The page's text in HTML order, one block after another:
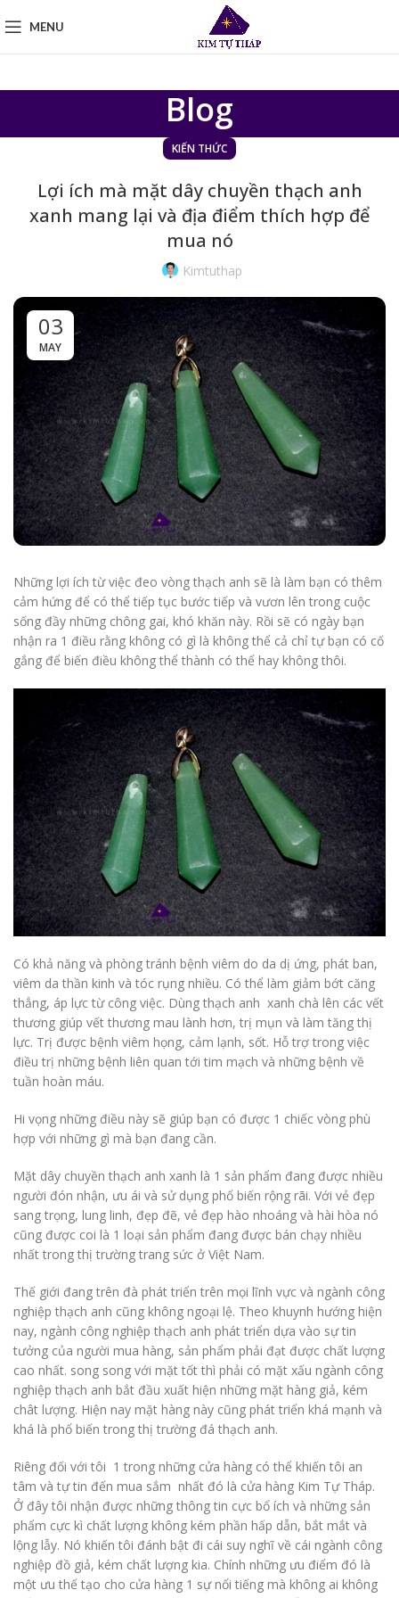
MENU
Blog
KIẾN THỨC
Lợi ích mà mặt dây chuyền thạch anh
xanh mang lại và địa điểm thích hợp để
mua nó
Kimtuthap
03
MAY
Những lợi ích từ việc đeo vòng thạch anh sẽ là làm bạn có thêm
cảm hứng để có thể tiếp tục bước tiếp và vươn lên trong cuộc
sống đầy những chông gai, khó khăn này. Rồi sẽ có ngày bạn
nhận ra 1 điều rằng không có gì là không thể cả chỉ tự bạn có cố
gắng để biến điều không thể thành có thể hay không thôi.
Có khả năng và phòng tránh bệnh viêm do da dị ứng, phát ban,
viêm da thần kinh và tóc rụng nhiều. Có thể làm giảm bớt căng
thẳng, áp lực từ công việc. Dùng thạch anh xanh chà lên các vết
thương giúp vết thương mau lành hơn, trị mụn và làm tăng thị
lực. Trị được bệnh viêm họng, cảm lạnh, sốt. Hỗ trợ trong việc
điều trị những bệnh liên quan tới tim mạch và những bệnh về
tuần hoàn máu.
Hi vọng những điều này sẽ giúp bạn có được 1 chiếc vòng phù
hợp với những gì mà bạn đang cần.
Mặt dây chuyền thạch anh xanh là 1 sản phẩm đang được nhiều
người đón nhận, ưu ái và sử dụng phổ biến rộng rãi. Với vẻ đẹp
sang trọng, lung linh, đẹp đẽ, vẻ đẹp hào nhoáng và hài hòa nó
cũng được coi là 1 loại sản phẩm đang được bán chạy nhiều
nhất trong thị trường trang sức ở Việt Nam.
Thế giới đang trên đà phát triển trên mọi lĩnh vực và ngành công
nghiệp thạch anh cũng không ngoại lệ. Theo khuynh hướng hiện
nay, ngành công nghiệp thạch anh phát triển dựa vào sự tin
tưởng của người mua hàng, sản phẩm phải đạt được chất lượng
cao nhất. song song với mặt tốt thì phải có mặt xấu ngành công
nghiệp thạch anh bắt đầu xuất hiện những mặt hàng giả, kém
chât lượng. Hiện nay mặt hàng này cũng phát triển khá mạnh và
khá là phổ biến trong thị trường đá thạch anh.
Riêng đối với tôi 1 trong những cửa hàng có thể khiến tôi an
tâm và tự tin đến mua sắm nhất đó là cửa hàng Kim Tự Tháp.
Ở đây tôi nhận được những thông tin cực bổ ích và những sản
phẩm cực kì chất lượng không kém phần hấp dẫn, bắt mắt và
lộng lẫy. Nó khiến tôi đánh bật đi cái suy nghĩ về cái ngành công
nghiệp đồ giả, kém chất lượng kia. Chính những ưu điểm đó là
một ưu thế tạo cho cửa hàng 1 sự nổi tiếng mà không ai không